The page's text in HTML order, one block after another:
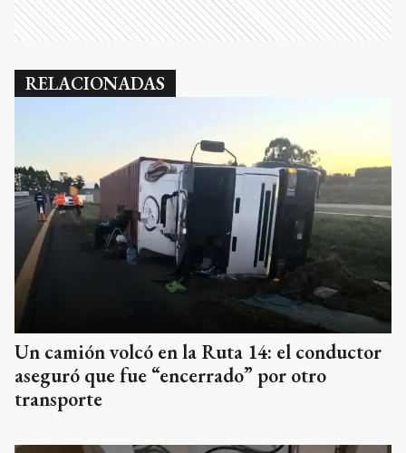
RELACIONADAS
Un camión volcó en la Ruta 14: el conductor
aseguró que fue “encerrado” por otro
transporte